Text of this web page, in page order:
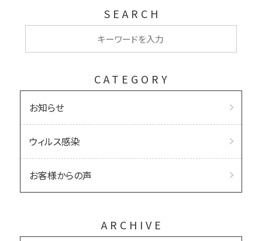
SEARCH
CATEGORY
お知らせ
ウィルス感染
お客様からの声
ARCHIVE